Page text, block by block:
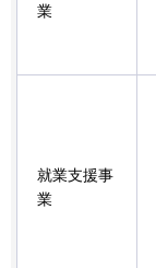
業
就業支援事
業